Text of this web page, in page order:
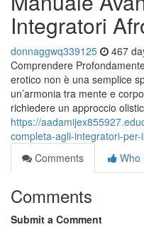
Integratori
donnaggwq339125 467
Comprendere
erotico non è una semplice
un’armonia tra mente e
richiedere un approccio
https://
completa-agli-integratori-
Comments
Who
Comments
Submit a Comment